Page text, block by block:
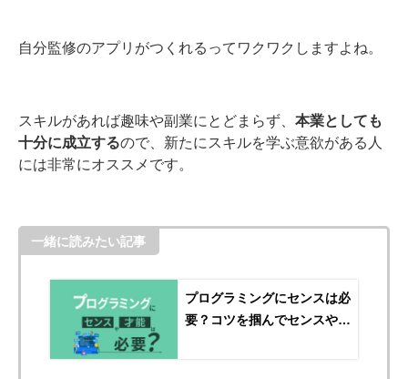
自分監修のアプリがつくれるってワクワクしますよね。
スキルがあれば趣味や副業にとどまらず、 本業としても
十分に成立するので、新たにスキルを学ぶ意欲がある人
には非常にオススメです。
一緒に読みたい記事
プログラミングにセンスは必
要？コツを掴んでセンスや才